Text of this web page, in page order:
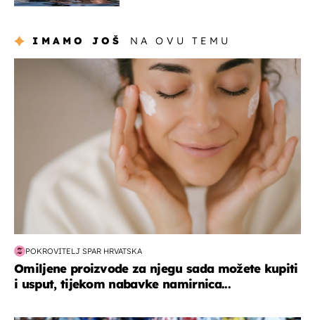
IMAMO JOŠ NA OVU TEMU
moda & ljepota
POKROVITELJ SPAR HRVATSKA
Omiljene proizvode za njegu sada možete kupiti
i usput, tijekom nabavke namirnica...